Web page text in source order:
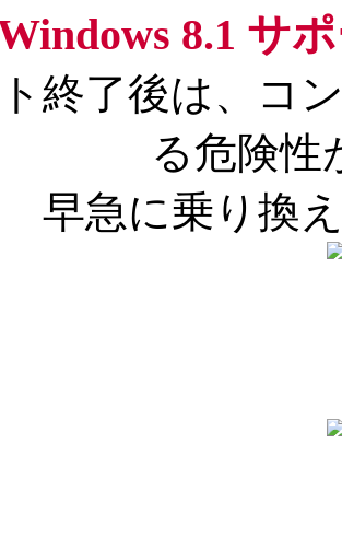
8.1 サ
終了後は、コ
る危険性
早急に乗り換